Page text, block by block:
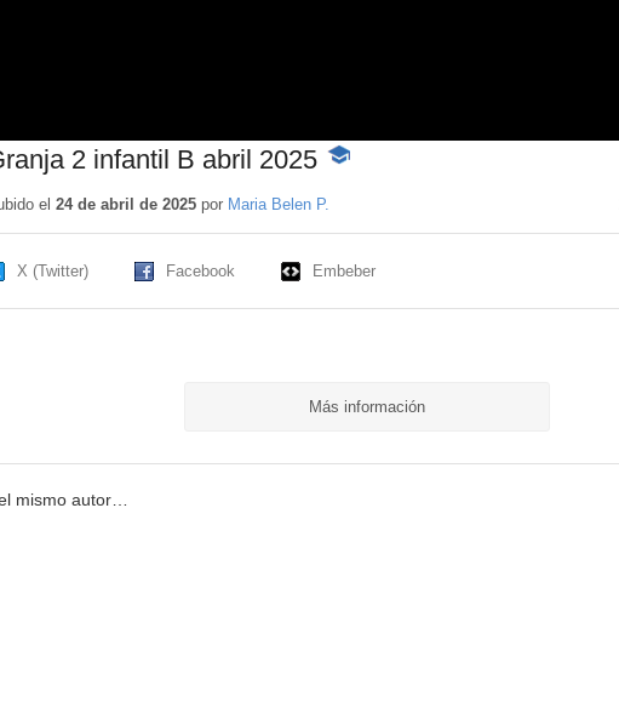
2 infantil B abril 2025 -
educativo
el 24 de abril de 2025por Maria Belen P.
X (Twitter) Facebook Embeber
Más información
mismo autor…